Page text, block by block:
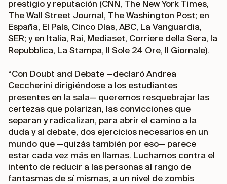
prestigio y reputación (CNN, The New York Times,
The Wall Street Journal, The Washington Post; en
España, El País, Cinco Días, ABC, La Vanguardia,
SER; y en Italia, Rai, Mediaset, Corriere della Sera, la
Repubblica, La Stampa, Il Sole 24 Ore, Il Giornale).
“Con Doubt and Debate —declaró Andrea
Ceccherini dirigiéndose a los estudiantes
presentes en la sala— queremos resquebrajar las
certezas que polarizan, las convicciones que
separan y radicalizan, para abrir el camino a la
duda y al debate, dos ejercicios necesarios en un
mundo que —quizás también por eso— parece
estar cada vez más en llamas. Luchamos contra el
intento de reducir a las personas al rango de
fantasmas de sí mismas, a un nivel de zombis